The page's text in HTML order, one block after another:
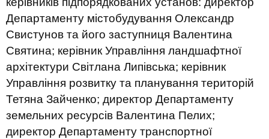
Департаменту містобудування Олександр
Свистунов та його заступниця Валентина
Святина; керівник Управління ландшафтної
архітектури Світлана Липівська; керівник
Управління розвитку та планування територій
Тетяна Зайченко; директор Департаменту
земельних ресурсів Валентина Пелих;
директор Департаменту транспортної